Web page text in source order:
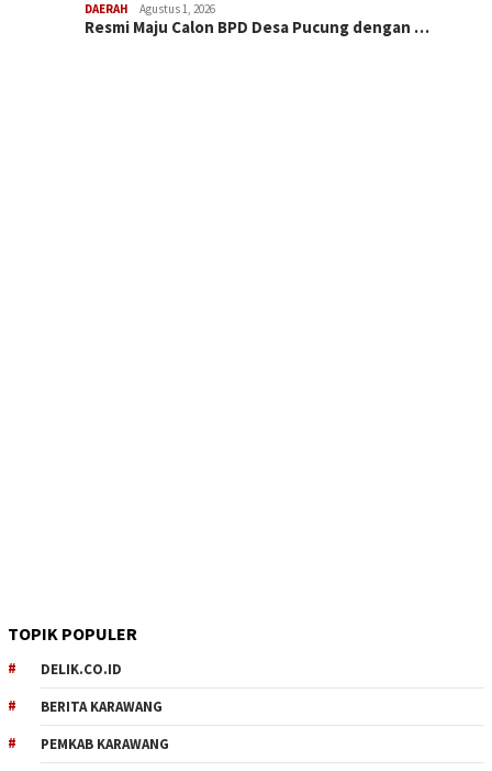
DAERAH Agustus 1, 2026
Resmi Maju Calon BPD Desa Pucung dengan …
TOPIK POPULER
DELIK.CO.ID
BERITA KARAWANG
PEMKAB KARAWANG